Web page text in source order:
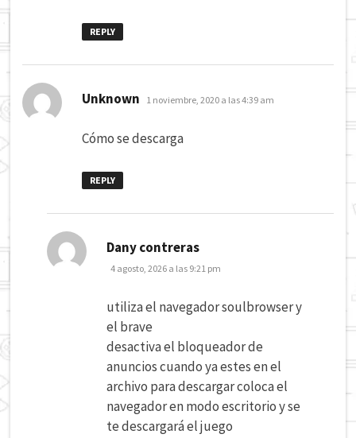
REPLY
Unknown dice:
1 noviembre, 2020 a las 4:39 am
Cómo se descarga
REPLY
Dany contrerasdice:
4 agosto, 2026 a las 9:21 pm
utiliza el navegador soulbrowser y
el brave
desactiva el bloqueador de
anuncios cuando ya estes en el
archivo para descargar coloca el
navegador en modo escritorio y se
te descargará el juego